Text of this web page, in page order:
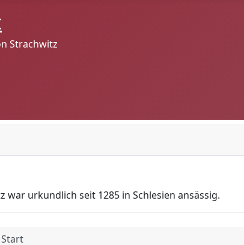
Strachwitz
war urkundlich seit 1285 in Schlesien ansässig.
Start